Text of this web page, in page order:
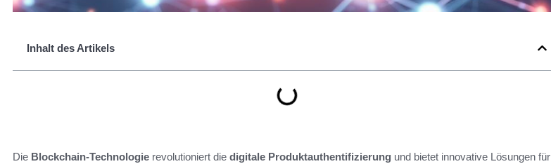
Inhalt des Artikels
Die Blockchain-Technologie revolutioniert die digitale Produktauthentifizierung und bietet innovative Lösungen für